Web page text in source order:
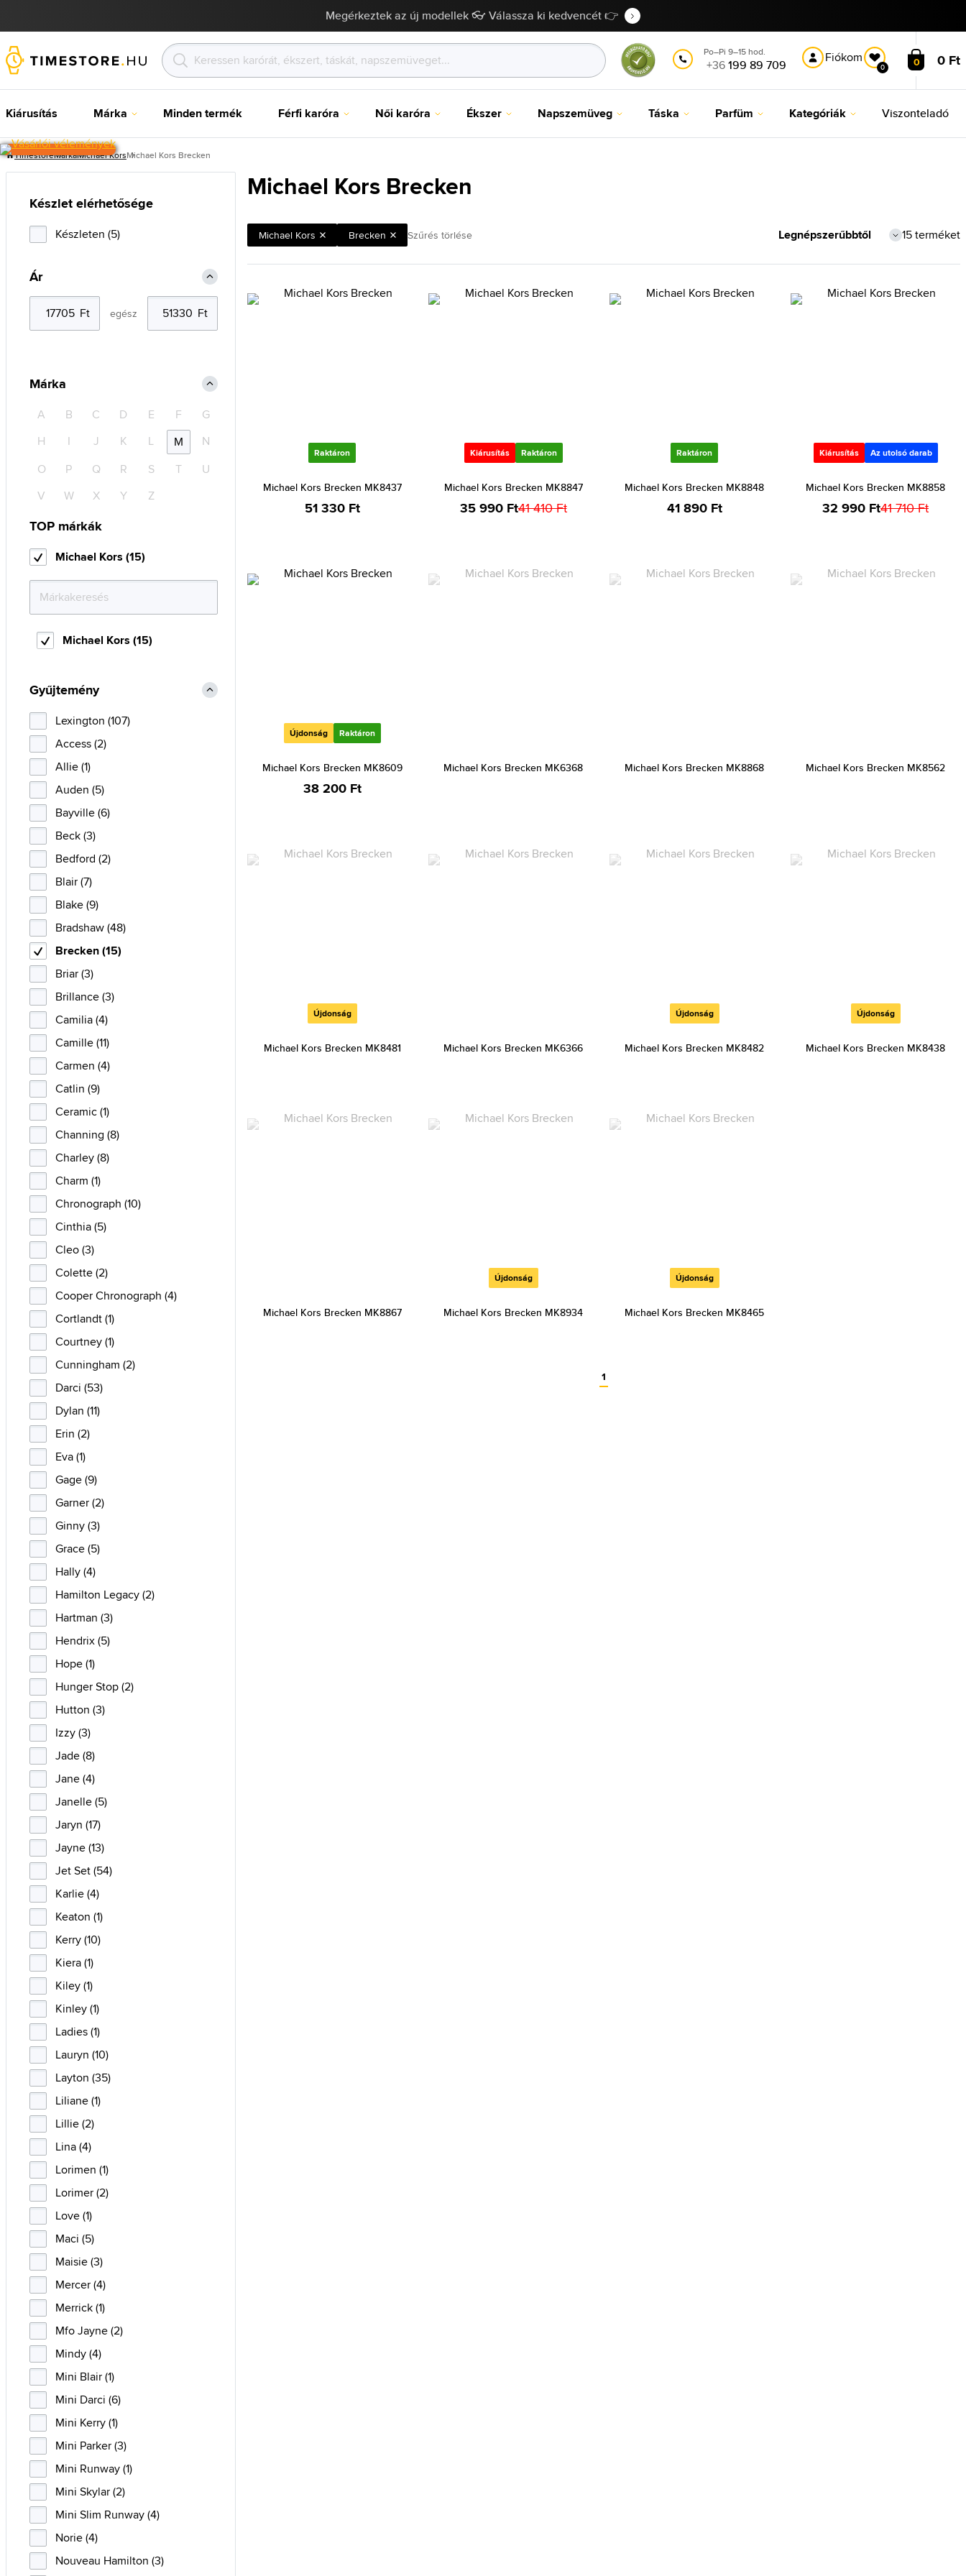
Megérkeztek az új modellek 👓 Válassza ki kedvencét 👉
Po–Pi 9–15 hod.
+36199 89 709 Fiókom
0 0 0 Ft
Kiárusítás Márka Minden termék Férfi karóra Női karóra Ékszer Napszemüveg Táska Parfüm Kategóriák Viszonteladó
TimestoreMárkaMichael KorsMichael Kors Brecken
Michael Kors Brecken
Michael Kors Brecken Szűrés törlése 15 terméket
Raktáron
Michael Kors Brecken MK8437
51 330 Ft
Kiárusítás Raktáron
Michael Kors Brecken MK8847
35 990 Ft41 410 Ft
Raktáron
Michael Kors Brecken MK8848
41 890 Ft
Kiárusítás Az utolsó darab
Michael Kors Brecken MK8858
32 990 Ft41 710 Ft
Újdonság Raktáron
Michael Kors Brecken MK8609
38 200 Ft
Michael Kors Brecken MK6368 Michael Kors Brecken MK8868 Michael Kors Brecken MK8562
Újdonság
Michael Kors Brecken MK8481 Michael Kors Brecken MK6366
Újdonság
Michael Kors Brecken MK8482
Újdonság
Michael Kors Brecken MK8438
Michael Kors Brecken MK8867
Újdonság
Michael Kors Brecken MK8934
Újdonság
Michael Kors Brecken MK8465
1
Készlet elérhetősége
Készleten (5)
Ár
egész
Márka
A B C D E F
G
H
I J K L M
N
O
P Q R S T
U
V
W X Y Z
TOP márkák
Michael Kors (15)
Michael Kors (15)
Gyűjtemény
Lexington (107)
Access (2)
Allie (1)
Auden (5)
Bayville (6)
Beck (3)
Bedford (2)
Blair (7)
Blake (9)
Bradshaw (48)
Brecken (15)
Briar (3)
Brillance (3)
Camilia (4)
Camille (11)
Carmen (4)
Catlin (9)
Ceramic (1)
Channing (8)
Charley (8)
Charm (1)
Chronograph (10)
Cinthia (5)
Cleo (3)
Colette (2)
Cooper Chronograph (4)
Cortlandt (1)
Courtney (1)
Cunningham (2)
Darci (53)
Dylan (11)
Erin (2)
Eva (1)
Gage (9)
Garner (2)
Ginny (3)
Grace (5)
Hally (4)
Hamilton Legacy (2)
Hartman (3)
Hendrix (5)
Hope (1)
Hunger Stop (2)
Hutton (3)
Izzy (3)
Jade (8)
Jane (4)
Janelle (5)
Jaryn (17)
Jayne (13)
Jet Set (54)
Karlie (4)
Keaton (1)
Kerry (10)
Kiera (1)
Kiley (1)
Kinley (1)
Ladies (1)
Lauryn (10)
Layton (35)
Liliane (1)
Lillie (2)
Lina (4)
Lorimen (1)
Lorimer (2)
Love (1)
Maci (5)
Maisie (3)
Mercer (4)
Merrick (1)
Mfo Jayne (2)
Mindy (4)
Mini Blair (1)
Mini Darci (6)
Mini Kerry (1)
Mini Parker (3)
Mini Runway (1)
Mini Skylar (2)
Mini Slim Runway (4)
Norie (4)
Nouveau Hamilton (3)